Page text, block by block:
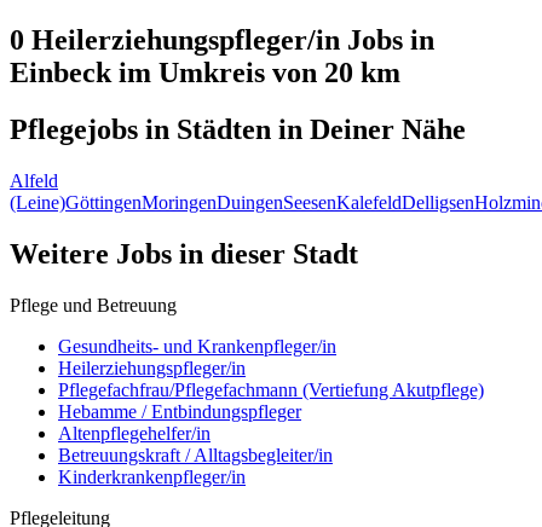
0 Heilerziehungspfleger/in Jobs in
Einbeck im Umkreis von 20 km
Pflegejobs in Städten in Deiner Nähe
Alfeld
(Leine)GöttingenMoringenDuingenSeesenKalefeldDelligsen
Weitere Jobs in dieser Stadt
Pflege und Betreuung
Gesundheits- und Krankenpfleger/in
Heilerziehungspfleger/in
Pflegefachfrau/Pflegefachmann (Vertiefung Akutpflege)
Hebamme / Entbindungspfleger
Altenpflegehelfer/in
Betreuungskraft / Alltagsbegleiter/in
Kinderkrankenpfleger/in
Pflegeleitung